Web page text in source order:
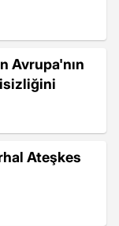
Avrupa'nın
Ateşkes